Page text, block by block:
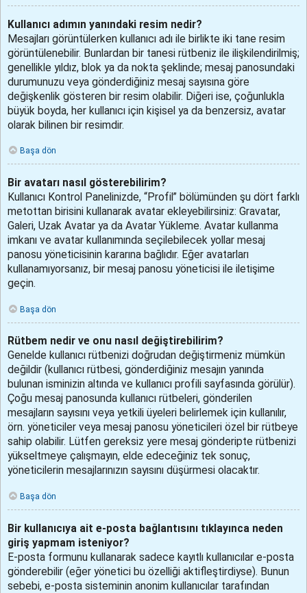
Kullanıcı adımın yanındaki resim nedir?
Mesajları görüntülerken kullanıcı adı ile birlikte iki tane resim
görüntülenebilir. Bunlardan bir tanesi rütbeniz ile ilişkilendirilmiş;
genellikle yıldız, blok ya da nokta şeklinde; mesaj panosundaki
durumunuzu veya gönderdiğiniz mesaj sayısına göre
değişkenlik gösteren bir resim olabilir. Diğeri ise, çoğunlukla
büyük boyda, her kullanıcı için kişisel ya da benzersiz, avatar
olarak bilinen bir resimdir.
Başa dön
Bir avatarı nasıl gösterebilirim?
Kullanıcı Kontrol Panelinizde, “Profil” bölümünden şu dört farklı
metottan birisini kullanarak avatar ekleyebilirsiniz: Gravatar,
Galeri, Uzak Avatar ya da Avatar Yükleme. Avatar kullanma
imkanı ve avatar kullanımında seçilebilecek yollar mesaj
panosu yöneticisinin kararına bağlıdır. Eğer avatarları
kullanamıyorsanız, bir mesaj panosu yöneticisi ile iletişime
geçin.
Başa dön
Rütbem nedir ve onu nasıl değiştirebilirim?
Genelde kullanıcı rütbenizi doğrudan değiştirmeniz mümkün
değildir (kullanıcı rütbesi, gönderdiğiniz mesajın yanında
bulunan isminizin altında ve kullanıcı profili sayfasında görülür).
Çoğu mesaj panosunda kullanıcı rütbeleri, gönderilen
mesajların sayısını veya yetkili üyeleri belirlemek için kullanılır,
örn. yöneticiler veya mesaj panosu yöneticileri özel bir rütbeye
sahip olabilir. Lütfen gereksiz yere mesaj gönderipte rütbenizi
yükseltmeye çalışmayın, elde edeceğiniz tek sonuç,
yöneticilerin mesajlarınızın sayısını düşürmesi olacaktır.
Başa dön
Bir kullanıcıya ait e-posta bağlantısını tıklayınca neden
giriş yapmam isteniyor?
E-posta formunu kullanarak sadece kayıtlı kullanıcılar e-posta
gönderebilir (eğer yönetici bu özelliği aktifleştirdiyse). Bunun
sebebi, e-posta sisteminin anonim kullanıcılar tarafından